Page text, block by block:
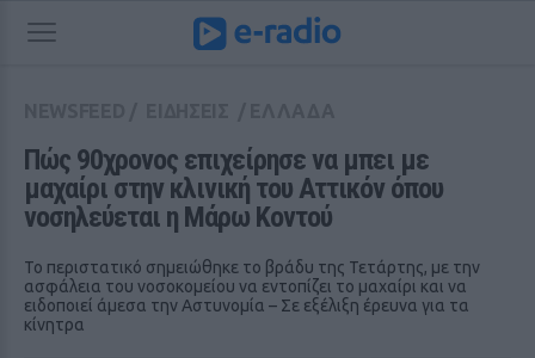
Πώς 90χρονος επιχείρησε να μπει με
μαχαίρι στην κλινική του Αττικόν όπου
νοσηλεύεται η Μάρω Κοντού
Το περιστατικό σημειώθηκε το βράδυ της Τετάρτης, με την
ασφάλεια του νοσοκομείου να εντοπίζει το μαχαίρι και να
ειδοποιεί άμεσα την Αστυνομία – Σε εξέλιξη έρευνα για τα
κίνητρα